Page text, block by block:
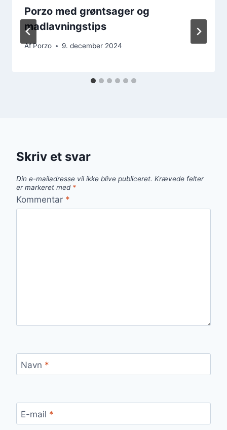
Porzo med grøntsager og
madlavningstips
AfPorzo 9. december 2024
Skriv et svar
Din e-mailadresse vil ikke blive publiceret. Krævede felter
er markeret med *
Kommentar *
Navn *
E-mail *